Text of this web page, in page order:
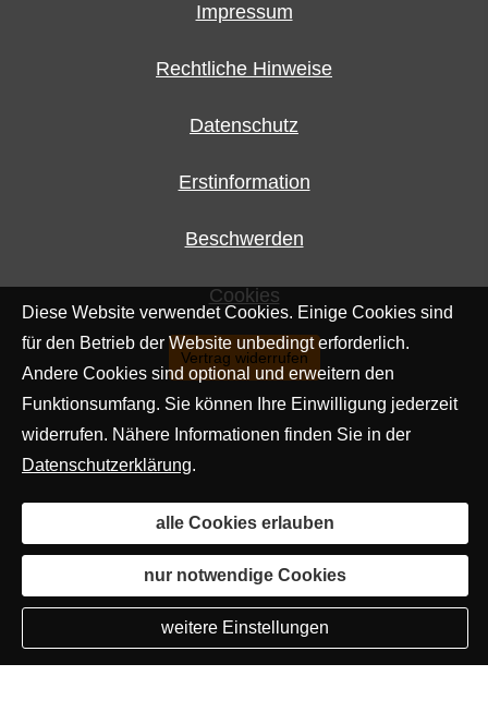
Impressum
Rechtliche Hinweise
Datenschutz
Erstinformation
Beschwerden
Cookies
Vertrag widerrufen
Diese Website verwendet Cookies. Einige Cookies sind
für den Betrieb der Website unbedingt erforderlich.
Andere Cookies sind optional und erweitern den
Funktionsumfang. Sie können Ihre Einwilligung jederzeit
widerrufen. Nähere Informationen finden Sie in der
Datenschutzerklärung.
alle Cookies erlauben
nur notwendige Cookies
weitere Einstellungen